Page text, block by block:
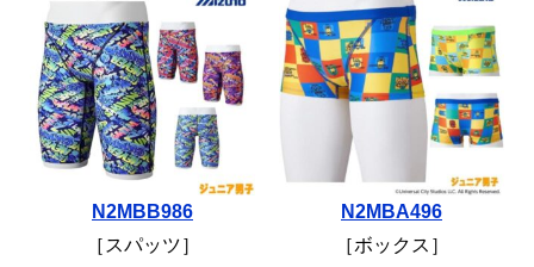
N2MBB986
［スパッツ］
N2MBA496
［ボックス］